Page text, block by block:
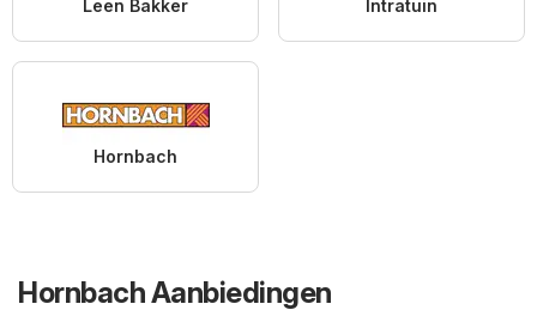
Leen Bakker Intratuin
Hornbach
Hornbach Aanbiedingen